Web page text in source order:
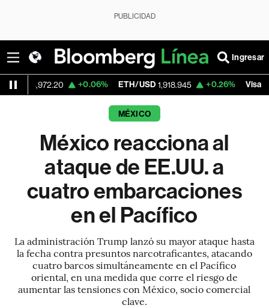
PUBLICIDAD
Ingresar
+0.06% ETH/USD 1,918.945 +0.26% Visa 362.50
MÉXICO
México reacciona al
ataque de EE.UU. a
cuatro embarcaciones
en el Pacífico
La administración Trump lanzó su mayor ataque hasta
la fecha contra presuntos narcotraficantes, atacando
cuatro barcos simultáneamente en el Pacífico
oriental, en una medida que corre el riesgo de
aumentar las tensiones con México, socio comercial
clave.